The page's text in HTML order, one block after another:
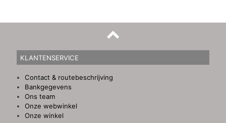
KLANTENSERVICE
Contact & routebeschrijving
Bankgegevens
Ons team
Onze webwinkel
Onze winkel